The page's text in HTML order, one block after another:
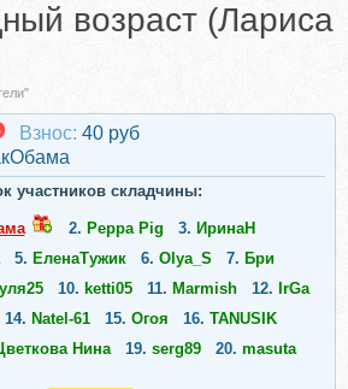
возраст (Лариса
Взнос: 40 руб
участников складчины:
2. Peppa Pig 3. ИринаН
5. ЕленаТужик 6. Olya_S 7. Бри
10. ketti05 11. Marmish 12. IrGa
14. Natel-61 15. Огоя 16. TANUSIK
Нина 19. serg89 20. masuta